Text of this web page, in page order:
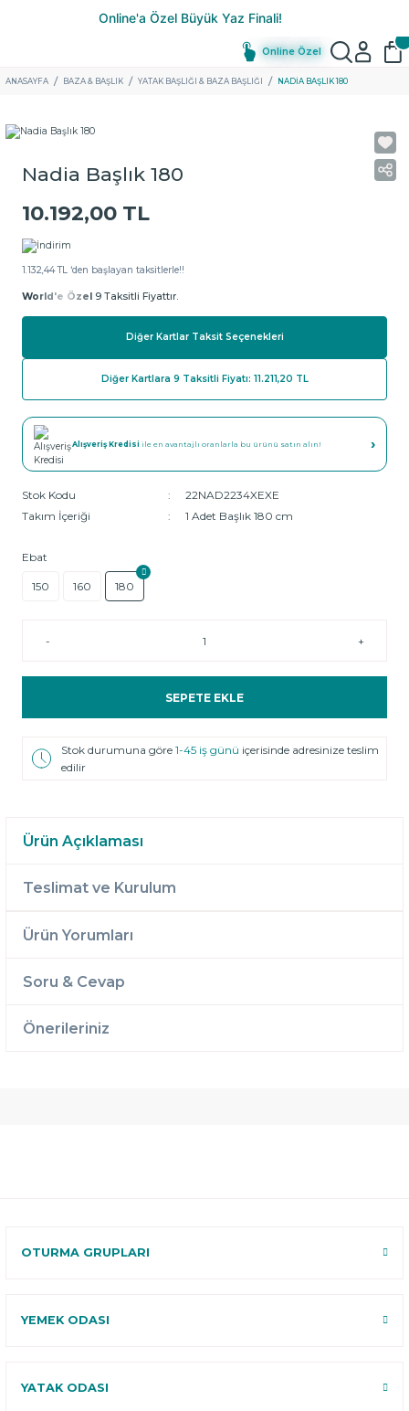
Online Özel
ANASAYFA BAZA & BAŞLIK YATAK BAŞLIĞI & BAZA BAŞLIĞI NADIA BAŞLIK 180
Nadia Başlık 180
10.192,00 TL
1.132,44 TL ‘den başlayan taksitlerle!!
World'e Özel 9 Taksitli Fiyattır.
Diğer Kartlar Taksit Seçenekleri
Diğer Kartlara 9 Taksitli Fiyatı: 11.211,20 TL
Alışveriş Kredisi ile en avantajlı oranlarla bu ürünü satın alın! ›
Stok Kodu
22NAD2234XEXE
Takım İçeriği
1 Adet Başlık 180 cm
Ebat
150 160 180
- +
SEPETE EKLE
Stok durumuna göre1-45 iş günü içerisinde adresinize teslim
edilir
Ürün Açıklaması
Teslimat ve Kurulum
Ürün Yorumları
Soru & Cevap
Önerileriniz
OTURMA GRUPLARI
YEMEK ODASI
YATAK ODASI